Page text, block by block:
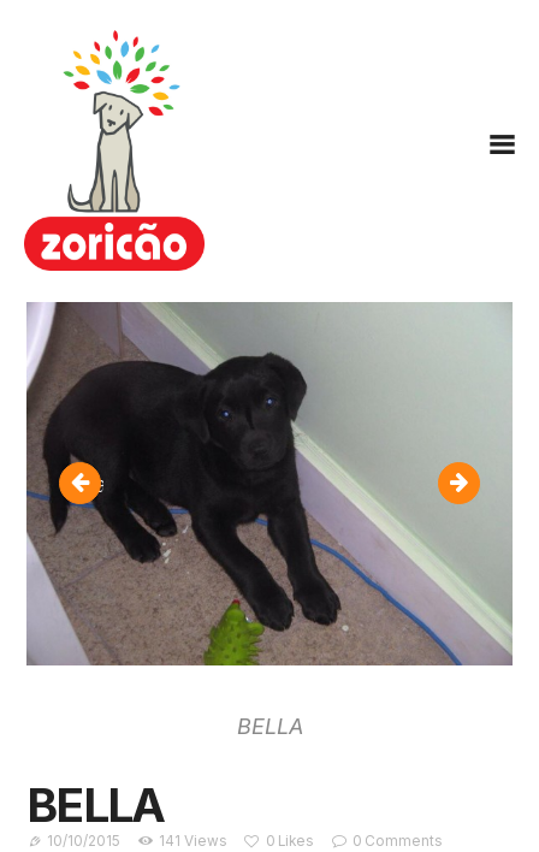
Zoricão
Escola / Centro de Educação
Canina
Hotel para Cachorros
Nosso Método ARC
Planos
FAQ
Contato
nanika junior
BELLA
BELLA
10/10/2015 141 Views 0 Likes 0 Comments